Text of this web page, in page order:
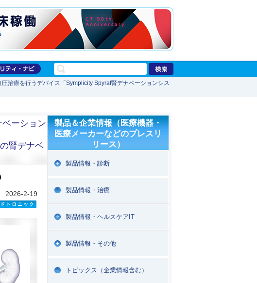
圧治療を行うデバイス「Symplicity Spyral腎デナベーションシス
ーション
腎デナベ
2026-2-19
トロニック
製品＆企業情報（医療機器・
医療メーカーなどのプレスリ
リース）
製品情報・診断
製品情報・治療
製品情報・ヘルスケアIT
製品情報・その他
トピックス（企業情報含む）